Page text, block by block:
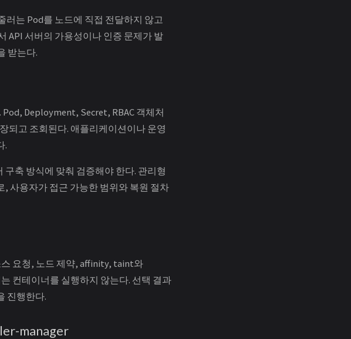
러는 Pod를 노드에 직접 전달하지 않고
API 서버의 가용성이나 인증 문제가 발
받는다.
Deployment, Secret, RBAC 객체처
되고 조회된다. 애플리케이션이나 운영
.
축 방식에 맞춰 검증해야 한다. 관리형
사용자가 접근 가능한 범위와 복원 절차
요청, 노드 제약, affinity, taint와
컨테이너를 실행하지 않는다. 선택 결과
진행한다.
manager